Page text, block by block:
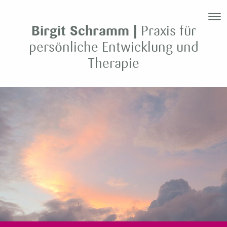
Birgit Schramm |
Praxis für
persönliche Entwicklung und
Therapie